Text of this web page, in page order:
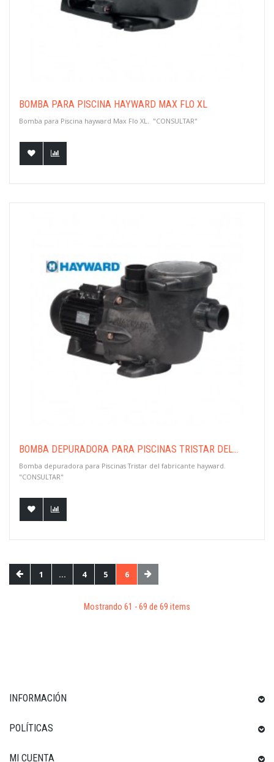
BOMBA PARA PISCINA HAYWARD MAX FLO XL
Bomba para Piscina hayward Max Flo XL. "CONSULTAR"
BOMBA DEPURADORA PARA PISCINAS TRISTAR DEL...
Bomba depuradora para Piscinas Tristar del fabricante hayward.
"CONSULTAR"
1 ... 4 5 6
Mostrando 61 - 69 de 69 items
INFORMACIÓN
POLÍTICAS
MI CUENTA